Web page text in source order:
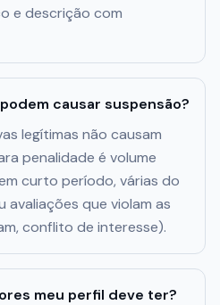
e descrição com
causar suspensão?
legítimas não causam
penalidade é volume
curto período, várias do
avaliações que violam as
conflito de interesse).
meu perfil deve ter?